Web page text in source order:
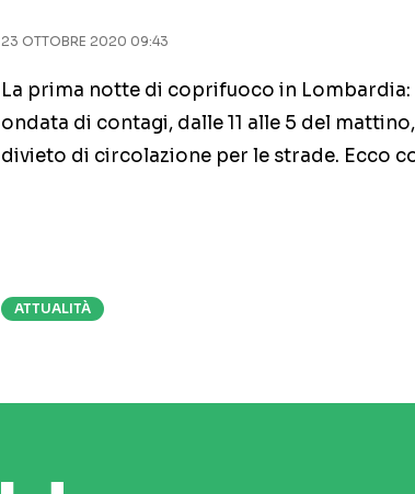
23 OTTOBRE 2020 09:43
La prima notte di coprifuoco in
ondata di contagi, dalle 11 alle 5 del
divieto di circolazione per le strade. Ecco
ATTUALITÀ